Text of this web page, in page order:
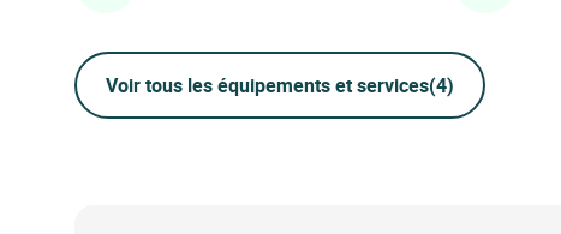
Voir tous les équipements et services(4)